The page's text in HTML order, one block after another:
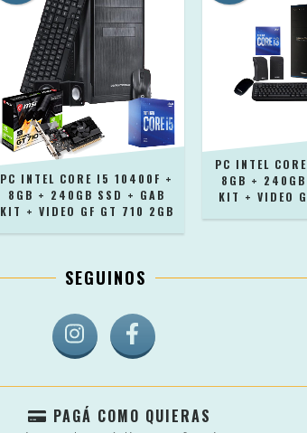
PC INTEL CORE I5 10400F +
8GB + 240GB SSD + GAB
KIT + VIDEO GF GT 710 2GB
PC INTEL
8GB +
KIT + VIDEO
SEGUINOS
PAGÁ COMO QUIERAS